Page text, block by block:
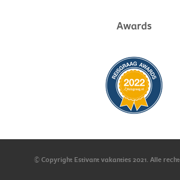
Awards
© Copyright Estivant vakanties2021. Alle